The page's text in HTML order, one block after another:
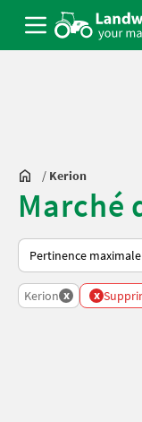
/ Kerion
Marché
Voici comment les
Kerion x x